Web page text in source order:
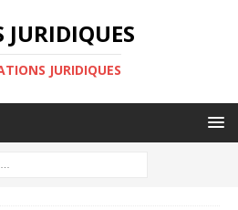
JURIDIQUES
JURIDIQUES